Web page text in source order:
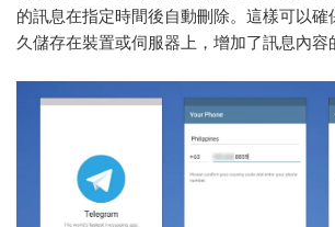
的訊息在指定時間後自動刪除。這樣可以確
久儲存在裝置或伺服器上，增加了訊息內容